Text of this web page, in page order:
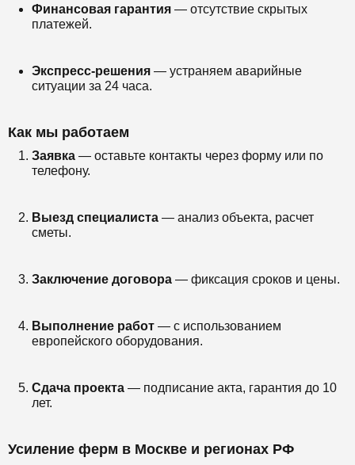
Финансовая гарантия — отсутствие скрытых
платежей.
Экспресс-решения — устраняем аварийные
ситуации за 24 часа.
Как мы работаем
Заявка — оставьте контакты через форму или по
телефону.
Выезд специалиста — анализ объекта, расчет
сметы.
Заключение договора — фиксация сроков и цены.
Выполнение работ — с использованием
европейского оборудования.
Сдача проекта — подписание акта, гарантия до 10
лет.
Усиление ферм в Москве и регионах РФ